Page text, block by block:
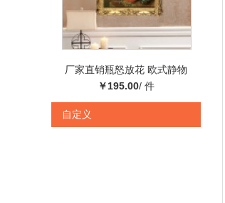
厂家直销瓶怒放花 欧式静物
花瓶写实油画客厅油画 纯手
绘
￥195.00/ 件
自定义